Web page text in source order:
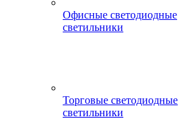
Офисные светодиодные
светильники
Торговые светодиодные
светильники